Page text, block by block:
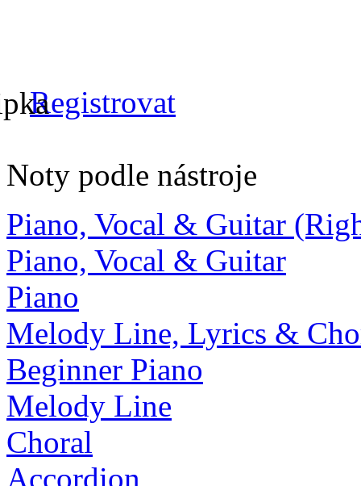
Registrovat
Noty podle nástroje
Piano, Vocal & Guitar
Piano, Vocal & Guitar
Piano
Melody Line, Lyrics &
Beginner Piano
Melody Line
Choral
Accordion